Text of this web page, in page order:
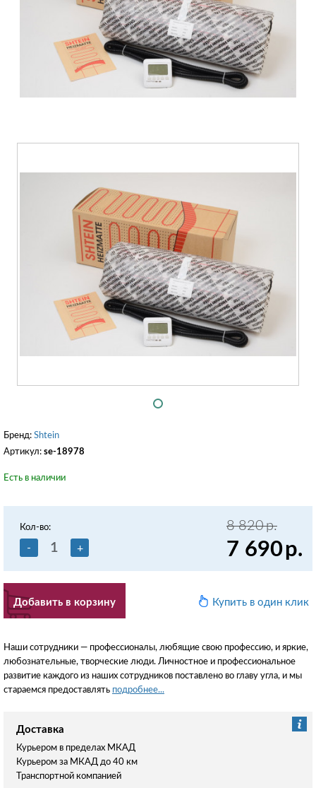
Бренд: Shtein
Артикул: se-18978
Есть в наличии
Кол-во:
- +
Добавить в корзину
8 820р.
7 690р.
Купить в один клик
Наши сотрудники — профессионалы, любящие свою профессию, и яркие,
любознательные, творческие люди. Личностное и профессиональное
развитие каждого из наших сотрудников поставлено во главу угла, и мы
стараемся предоставлять подробнее...
Доставка
Курьером в пределах МКАД
Курьером за МКАД до 40 км
Транспортной компанией